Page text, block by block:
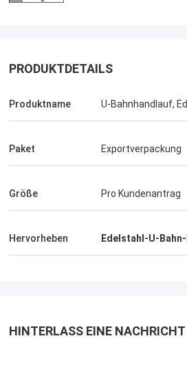
Jonathas
Der Koppler, den sie sind ziemlich
vorwärts schauend, um das thhem zu
PRODUKTDETAILS
Produktname U-Bahnhandlauf,
Paket Exportverpackung
Größe Pro Kundenantrag
Hervorheben Edelstahl-U-
HINTERLASS EINE NACHRICHT